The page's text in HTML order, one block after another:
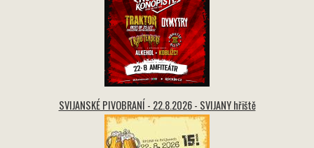
SVIJANSKÉ PIVOBRANÍ - 22.8.2026 - SVIJANY hřiště